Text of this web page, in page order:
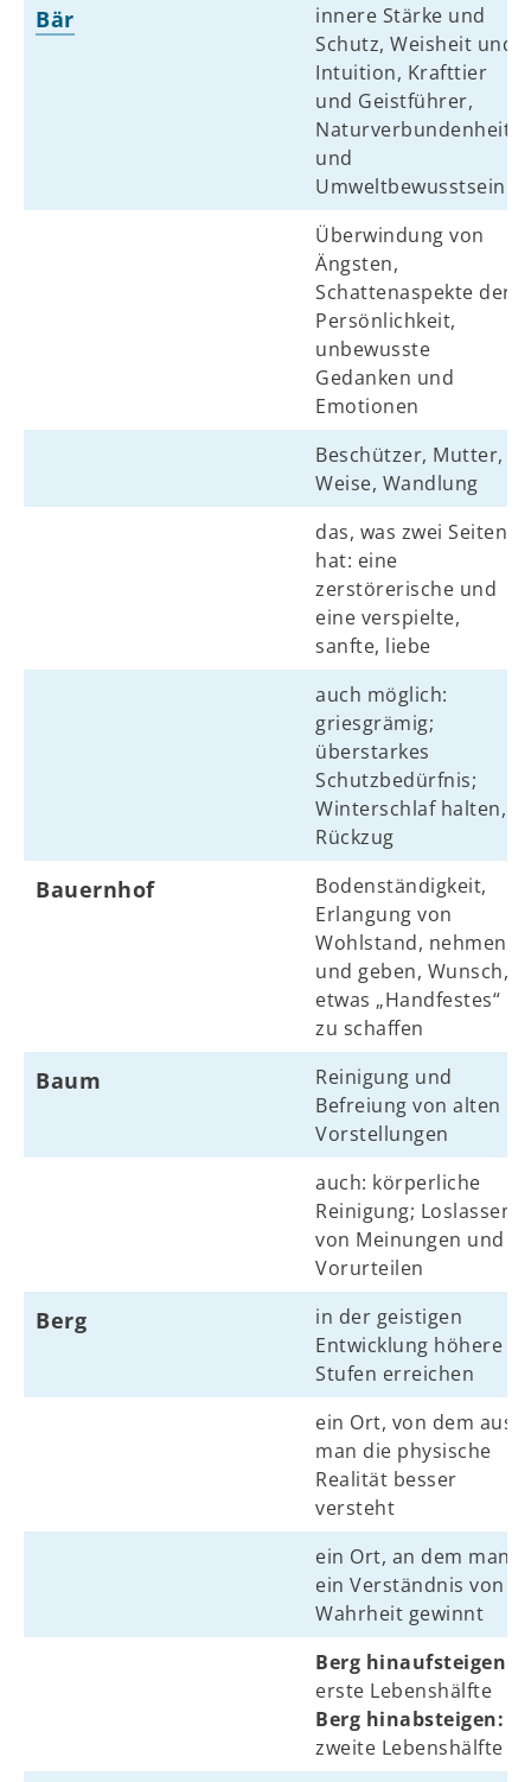
Bär
innere Stärke und
Schutz, Weisheit und
Intuition, Krafttier
und Geistführer,
Naturverbundenheit
und
Umweltbewusstsein
Überwindung von
Ängsten,
Schattenaspekte der
Persönlichkeit,
unbewusste
Gedanken und
Emotionen
Beschützer, Mutter,
Weise, Wandlung
das, was zwei Seiten
hat: eine
zerstörerische und
eine verspielte,
sanfte, liebe
auch möglich:
griesgrämig;
überstarkes
Schutzbedürfnis;
Winterschlaf halten,
Rückzug
Bauernhof
Bodenständigkeit,
Erlangung von
Wohlstand, nehmen
und geben, Wunsch,
etwas „Handfestes“
zu schaffen
Baum
Reinigung und
Befreiung von alten
Vorstellungen
auch: körperliche
Reinigung; Loslassen
von Meinungen und
Vorurteilen
Berg
in der geistigen
Entwicklung höhere
Stufen erreichen
ein Ort, von dem aus
man die physische
Realität besser
versteht
ein Ort, an dem man
ein Verständnis von
Wahrheit gewinnt
Berg hinaufsteigen:
erste Lebenshälfte
Berg hinabsteigen:
zweite Lebenshälfte